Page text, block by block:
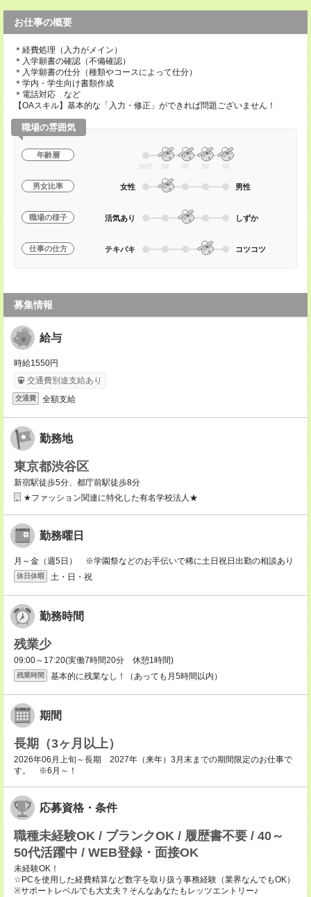
お仕事の概要
＊経費処理（入力がメイン）
＊入学願書の確認（不備確認）
＊入学願書の仕分（種類やコースによって仕分）
＊学内・学生向け書類作成
＊電話対応 など
【OAスキル】基本的な「入力・修正」ができれば問題ございません！
職場の雰囲気
年齢層
20代 30 40 50 60
男女比率 女性 男性
職場の様子 活気あり しずか
仕事の仕方 テキパキ コツコツ
募集情報
給与
時給1550円
交通費別途支給あり
交通費 全額支給
勤務地
東京都渋谷区
新宿駅徒歩5分、都庁前駅徒歩8分
★ファッション関連に特化した有名学校法人★
勤務曜日
月～金（週5日） ※学園祭などのお手伝いで稀に土日祝日出勤の相談あり
休日休暇 土・日・祝
勤務時間
残業少
09:00～17:20(実働7時間20分 休憩1時間)
残業時間 基本的に残業なし！（あっても月5時間以内）
期間
長期（3ヶ月以上）
2026年06月上旬～長期 2027年（来年）3月末までの期間限定のお仕事で
す。 ※6月～！
応募資格・条件
職種未経験OK / ブランクOK / 履歴書不要 / 40～
50代活躍中 / WEB登録・面接OK
未経験OK！
☆PCを使用した経費精算など数字を取り扱う事務経験（業界なんでもOK）
※サポートレベルでも大丈夫？そんなあなたもレッツエントリー♪